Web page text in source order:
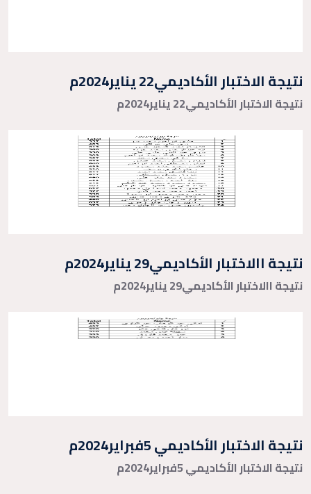
نتيجة الاختبار الأكاديمي22 يناير2024م
نتيجة الاختبار الأكاديمي22 يناير2024م
نتيجة االاختبار الأكاديمي29 يناير2024م
نتيجة االاختبار الأكاديمي29 يناير2024م
نتيجة الاختبار الأكاديمي 5فبراير2024م
نتيجة الاختبار الأكاديمي 5فبراير2024م